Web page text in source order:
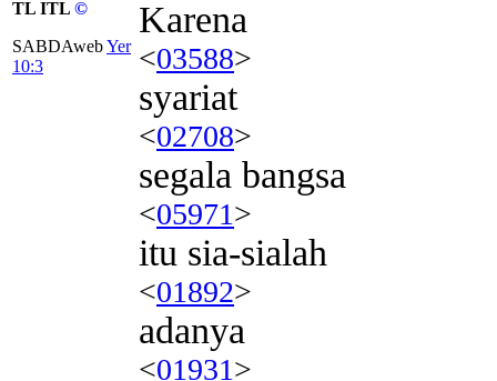
TL ITL ©
SABDAwebYer
10:3
Karena
<03588>
syariat
<02708>
segala bangsa
<05971>
itu sia-sialah
<01892>
adanya
<01931>